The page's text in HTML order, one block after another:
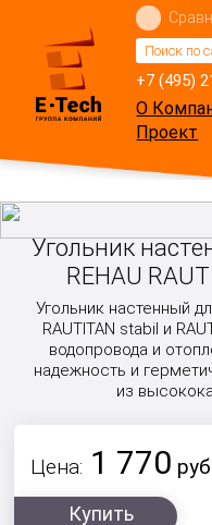
+7 (495)
О
Проект
Угольник
REHAU
Угольник настенный
RAUTITAN stabil и
водопровода и
надежность и
из
Цена: 1 770
Купить